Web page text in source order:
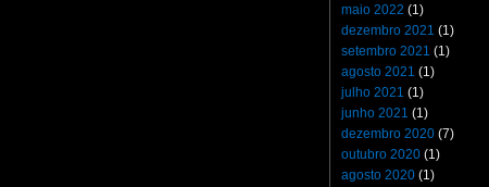
maio 2022 (1)
dezembro 2021 (1)
setembro 2021 (1)
agosto 2021 (1)
julho 2021 (1)
junho 2021 (1)
dezembro 2020 (7)
outubro 2020 (1)
agosto 2020 (1)